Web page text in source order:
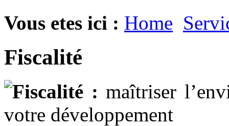
Vous etes ici : Home
Fiscalité
Fiscalité : maîtriser
votre développement